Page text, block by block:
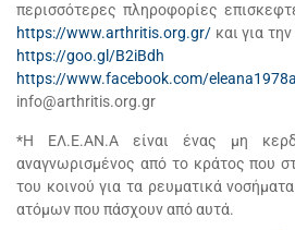
περισσότερες πληροφορίες
https://www.arthritis.org.gr/ και για
https://goo.gl/B2iBdh
https://www.facebook.com/
info@arthritis.org.gr
*Η ΕΛ.Ε.ΑΝ.Α είναι ένας μη
αναγνωρισμένος από το κράτος που
του κοινού για τα ρευματικά
ατόμων που πάσχουν από αυτά.